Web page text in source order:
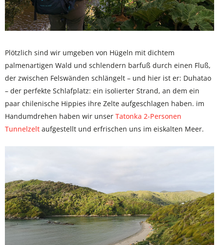
Plötzlich sind wir umgeben von Hügeln mit dichtem
palmenartigen Wald und schlendern barfuß durch einen Fluß,
der zwischen Felswänden schlängelt – und hier ist er: Duhatao
– der perfekte Schlafplatz: ein isolierter Strand, an dem ein
paar chilenische Hippies ihre Zelte aufgeschlagen haben. im
Handumdrehen haben wir unser Tatonka 2-Personen
Tunnelzelt aufgestellt und erfrischen uns im eiskalten Meer.